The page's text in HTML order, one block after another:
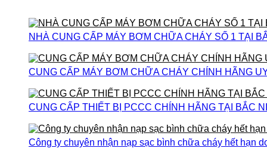
NHÀ CUNG CẤP MÁY BƠM CHỮA CHÁY SỐ 1 TẠI
CUNG CẤP MÁY BƠM CHỮA CHÁY CHÍNH HÃNG
CUNG CẤP THIẾT BỊ PCCC CHÍNH HÃNG TẠI BẮC
Công ty chuyên nhận nạp sạc bình chữa cháy hết hạn